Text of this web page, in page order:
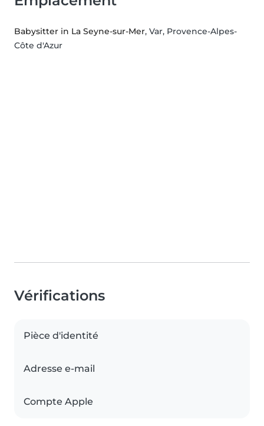
Babysitter in La Seyne-sur-Mer, Var, Provence-Alpes-
Côte d'Azur
Vérifications
Pièce d'identité
Adresse e-mail
Compte Apple